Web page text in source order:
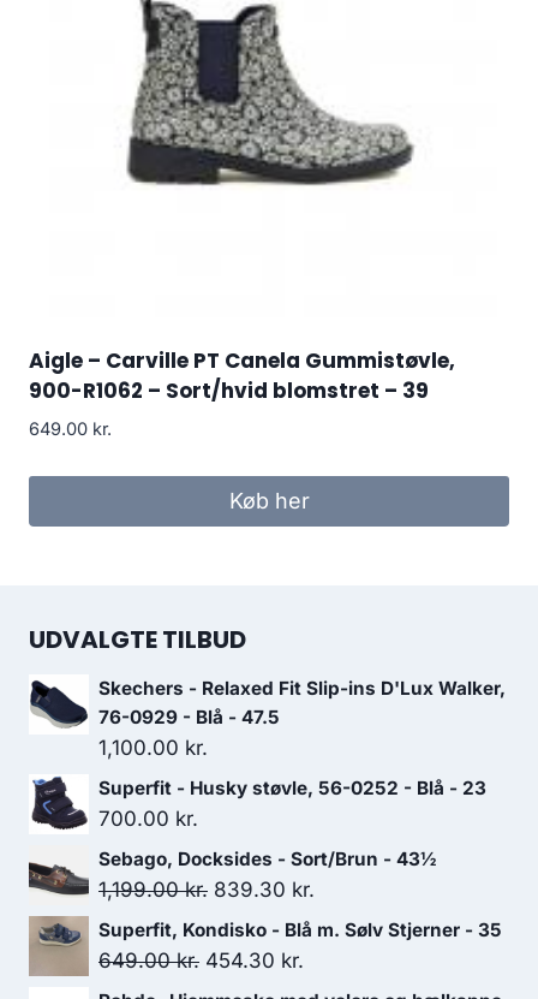
Aigle – Carville PT Canela Gummistøvle,
900-R1062 – Sort/hvid blomstret – 39
649.00 kr.
Køb her
UDVALGTE TILBUD
Skechers - Relaxed Fit Slip-ins D'Lux Walker,
76-0929 - Blå - 47.5
1,100.00 kr.
Superfit - Husky støvle, 56-0252 - Blå - 23
700.00 kr.
Sebago, Docksides - Sort/Brun - 43½
1,199.00kr. Den
oprindelige
pris
839.30 kr.
aktuelle
Superfit, Kondisko - Blå m. Sølv Stjerner - 35
649.00kr. Den
oprindelige
454.30 kr.
aktuelle